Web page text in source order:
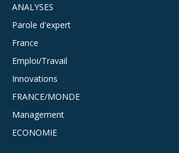
ANALYSES
Parole d'expert
France
Emploi/Travail
Innovations
FRANCE/MONDE
Management
ECONOMIE